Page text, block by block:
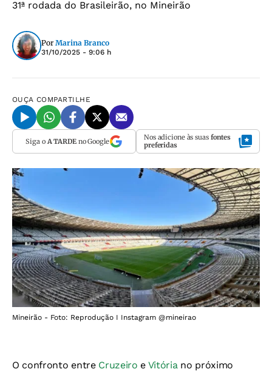
31ª rodada do Brasileirão, no Mineirão
Por Marina Branco
31/10/2025 - 9:06 h
OUÇA COMPARTILHE
Siga o A TARDEno Google Nos adicione às suas fontes
preferidas
Mineirão - Foto: Reprodução I Instagram @mineirao
O confronto entre Cruzeiro e Vitóriano próximo